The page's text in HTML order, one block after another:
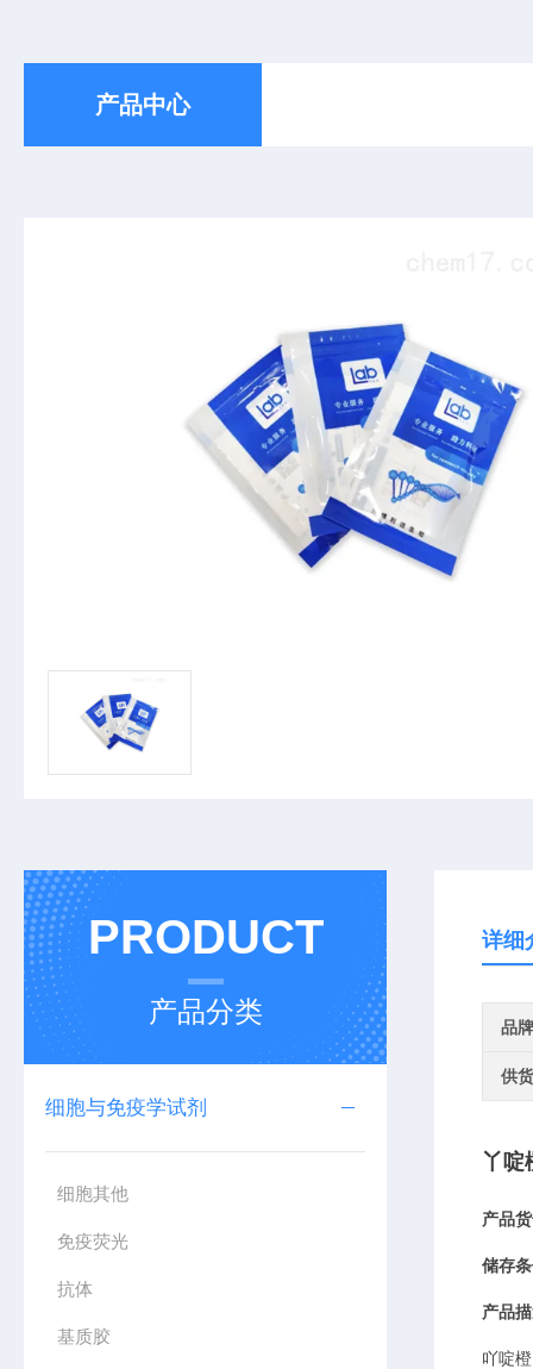
产品中心
PRODUCT
产品分类
细胞与免疫学试剂
细胞其他
免疫荧光
抗体
基质胶
详细
品牌
供
丫啶
产品
储存
产品
吖啶